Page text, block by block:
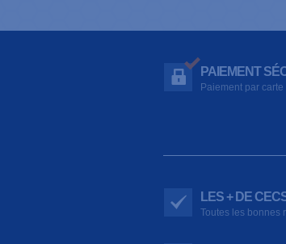
PAIEMENT
Paiement par
LES + DE
Toutes les bonnes